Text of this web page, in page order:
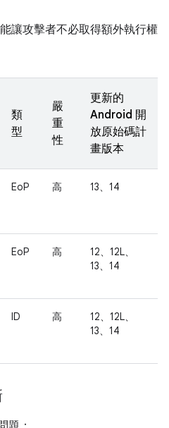
讓攻擊者不必取得額外執行權
類
型
嚴
重
性
更新的
Android 開
放原始碼計
畫版本
EoP 高 13、14
EoP 高
12、12L、
13、14
ID 高
12、12L、
13、14